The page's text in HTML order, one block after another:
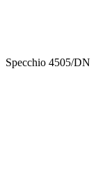
Specchio 4505/DN